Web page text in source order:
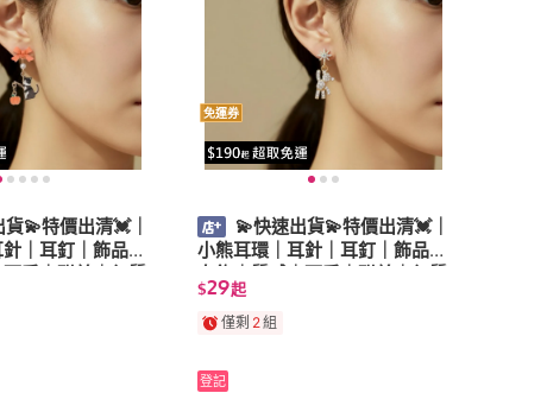
💫特價出清💓｜
｜耳釘｜飾品｜
可愛｜甜美｜氣質
免運券
💫快速出貨💫特價出清💓｜
小熊耳環｜耳針｜耳釘｜飾品｜
女飾｜質感｜可愛｜甜美｜氣質
$29起
僅剩 2組
登記